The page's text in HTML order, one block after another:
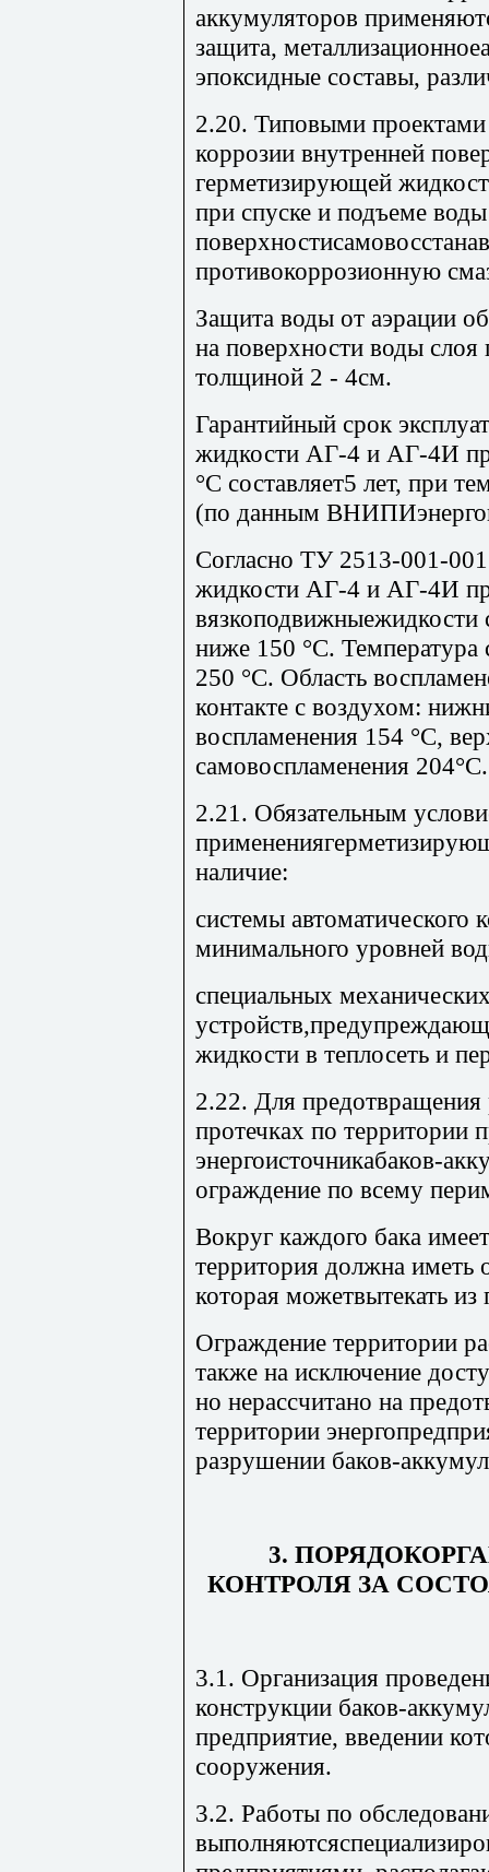
аккумуляторов
защита,
эпоксидные составы,
2.20. Типовыми
коррозии внутренней
герметизирующей
при спуске и подъеме
противокоррозионную
Защита воды от аэрации
на поверхности воды
толщиной 2 - 4см.
Гарантийный срок
жидкости АГ-4 и АГ-4И
°С составляет5 лет, при
(по данным
Согласно ТУ 2513-001-
жидкости АГ-4 и АГ-4И
вязкоподвижныежидкости
ниже 150 °С. Температура
250 °С. Область
контакте с воздухом:
воспламенения 154 °С,
самовоспламенения 204°С.
2.21. Обязательным
наличие:
системы автоматического
минимального уровней
специальных
жидкости в теплосеть и
2.22. Для предотвращения
протечках по территории
энергоисточникабаков-
ограждение по всему
Вокруг каждого бака
территория должна иметь
которая можетвытекать
Ограждение территории
также на исключение
но нерассчитано на
территории
разрушении баков-
3.
КОНТРОЛЯ ЗА
3.1. Организация
конструкции баков-
предприятие, введении
сооружения.
3.2. Работы по